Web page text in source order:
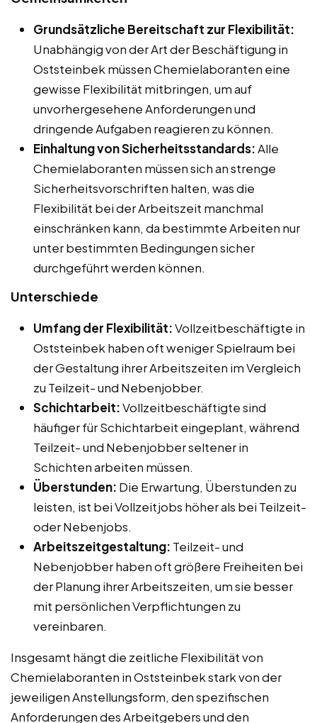
Grundsätzliche Bereitschaft zur Flexibilität:
Unabhängig von der Art der Beschäftigung in
Oststeinbek müssen Chemielaboranten eine
gewisse Flexibilität mitbringen, um auf
unvorhergesehene Anforderungen und
dringende Aufgaben reagieren zu können.
Einhaltung von Sicherheitsstandards:Alle
Chemielaboranten müssen sich an strenge
Sicherheitsvorschriften halten, was die
Flexibilität bei der Arbeitszeit manchmal
einschränken kann, da bestimmte Arbeiten nur
unter bestimmten Bedingungen sicher
durchgeführt werden können.
Unterschiede
Umfang der Flexibilität:Vollzeitbeschäftigte in
Oststeinbek haben oft weniger Spielraum bei
der Gestaltung ihrer Arbeitszeiten im Vergleich
zu Teilzeit- und Nebenjobber.
Schichtarbeit:Vollzeitbeschäftigte sind
häufiger für Schichtarbeit eingeplant, während
Teilzeit- und Nebenjobber seltener in
Schichten arbeiten müssen.
Überstunden: Die Erwartung, Überstunden zu
leisten, ist bei Vollzeitjobs höher als bei Teilzeit-
oder Nebenjobs.
Arbeitszeitgestaltung: Teilzeit- und
Nebenjobber haben oft größere Freiheiten bei
der Planung ihrer Arbeitszeiten, um sie besser
mit persönlichen Verpflichtungen zu
vereinbaren.
Insgesamt hängt die zeitliche Flexibilität von
Chemielaboranten in Oststeinbek stark von der
jeweiligen Anstellungsform, den spezifischen
Anforderungen des Arbeitgebers und den